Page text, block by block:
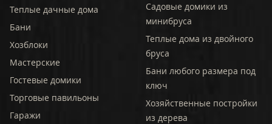
Теплые дачные дома
Бани
Хозблоки
Мастерские
Гостевые домики
Торговые павильоны
Гаражи
Садовые домики из
минибруса
Теплые дома из двойного
бруса
Бани любого размера под
ключ
Хозяйственные постройки
из дерева